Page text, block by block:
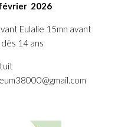
2026
Eulalie 15mn avant
dès 14 ans